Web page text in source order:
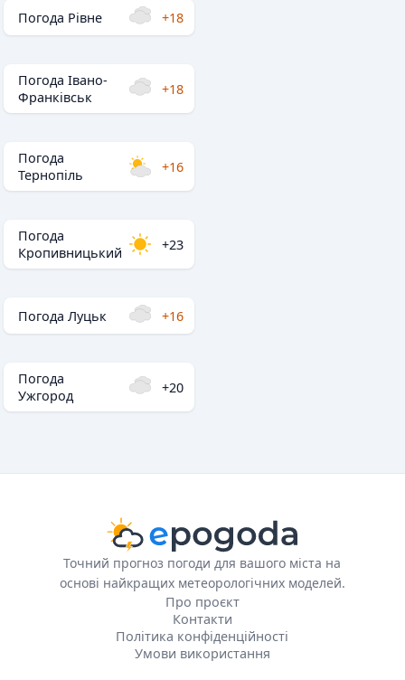
Погода Рівне +18
Погода Івано-
Франківськ
+18
Погода
Тернопіль
+16
Погода
Кропивницький
+23
Погода Луцьк +16
Погода
Ужгород
+20
Точний прогноз погоди для вашого міста на
основі найкращих метеорологічних моделей.
Про проєкт
Контакти
Політика конфіденційності
Умови використання